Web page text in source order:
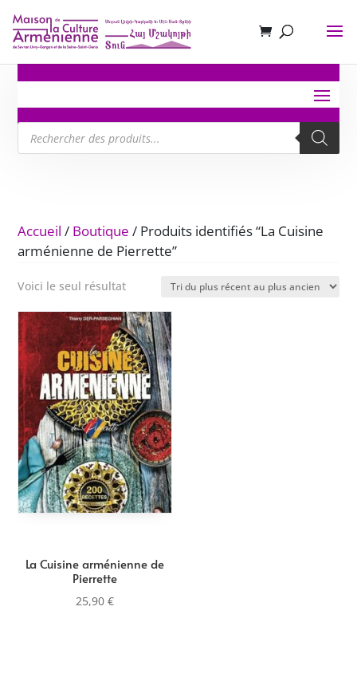
Recherche
de
produits
Accueil / Boutique / Produits identifiés “La Cuisine
arménienne de Pierrette”
Voici le seul résultat
La Cuisine arménienne de
Pierrette
25,90€